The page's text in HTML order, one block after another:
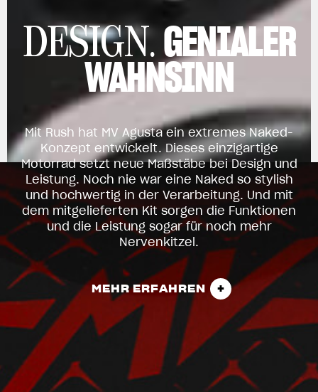
DESIGN. GENIALER
WAHNSINN
Mit Rush hat MV Agusta ein extremes Naked-
Konzept entwickelt. Dieses einzigartige
Motorrad setzt neue Maßstäbe bei Design und
Leistung. Noch nie war eine Naked so stylish
und hochwertig in der Verarbeitung. Und mit
dem mitgelieferten Kit sorgen die Funktionen
und die Leistung sogar für noch mehr
Nervenkitzel.
MEHR ERFAHREN